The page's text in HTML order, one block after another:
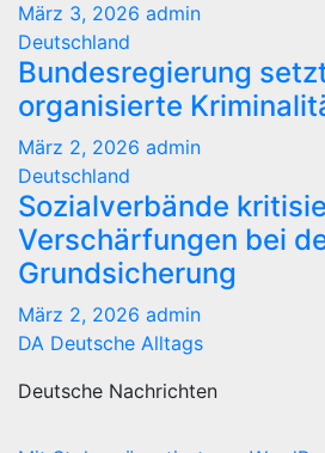
März 3, 2026 admin
Deutschland
Bundesregierung
organisierte
März 2, 2026 admin
Deutschland
Sozialverbände
Verschärfungen bei
Grundsicherung
März 2, 2026 admin
DA Deutsche Alltags
Deutsche Nachrichten